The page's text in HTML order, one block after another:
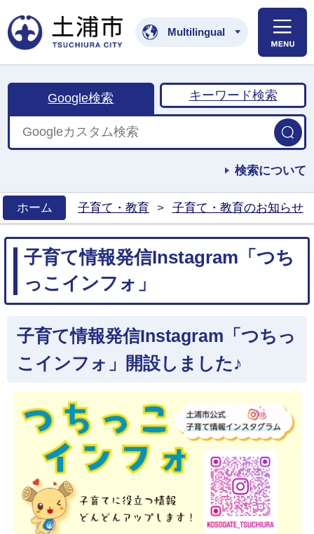
土浦市公式ホームペ
Multilingual
Google検索 キーワード検索
検索について
ホーム
子育て・教育 > 子育て・教育のお知らせ
子育て情報発信Instagram「つち
っこインフォ」
子育て情報発信Instagram「つちっ
こインフォ」開設しました♪